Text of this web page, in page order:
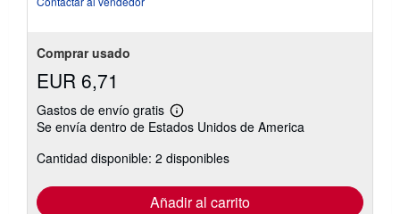
Comprar usado
EUR 6,71
Gastos de envío gratis
Más
información
las
tarifas
envío
Se envía dentro de Estados Unidos de America
Cantidad disponible: 2 disponibles
Añadir al carrito